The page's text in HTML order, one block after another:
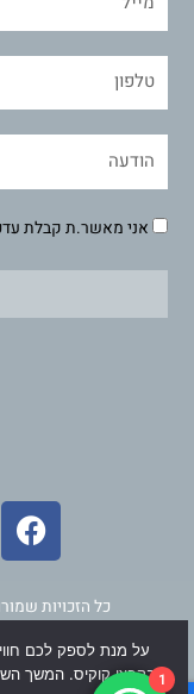
אני מאשר.ת קבלת
F
a
c
b
o
o
כל הזכויות
1
על מנת לספק לכם
בקבצי קוקיס. המשך